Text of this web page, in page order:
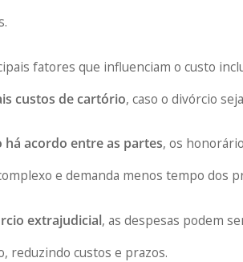
fatores que influenciam o custo
custos de cartório, caso o divórcio
há acordo entre as partes, os
e demanda menos tempo dos
extrajudicial, as despesas podem
reduzindo custos e prazos.